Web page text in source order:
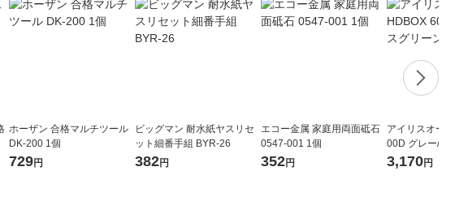
ホーザン 合格マルチツール
DK-200 1個
729円
ビッグマン 耐水紙ヤスリセ
ット細番手組 BYR-26
382円
エコー金属 家庭用両面砥石
0547-001 1個
352円
アイリスオー
00D グレー/モ
台
3,170円